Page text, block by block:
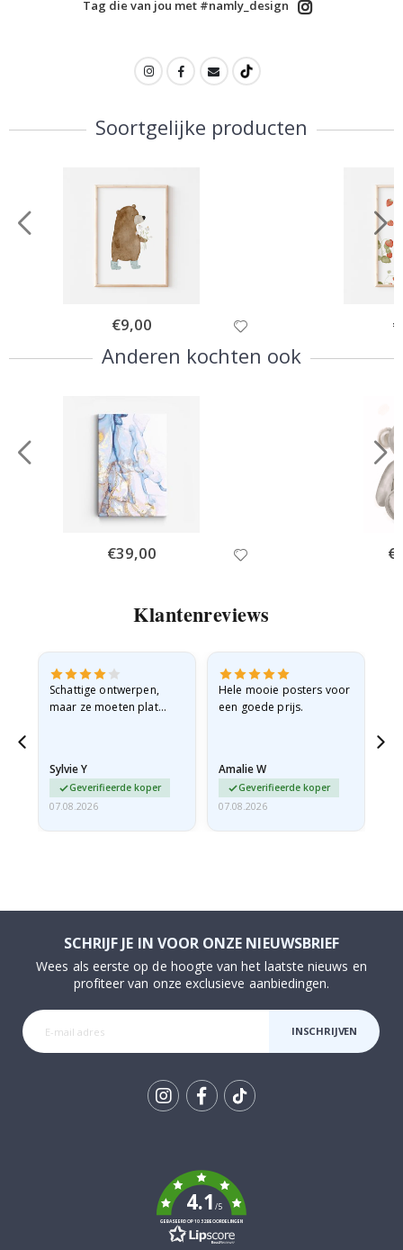
Tag die van jou met #namly_design
Soortgelijke producten
Special
Price
€9,00
Anderen kochten ook
Special
Price
€39,00
Klantenreviews
Schattige ontwerpen,
maar ze moeten plat
beetje…
Sylvie Y
Geverifieerde koper
07.08.2026
Hele mooie posters voor
een goede prijs.
Amalie W
Geverifieerde koper
07.08.2026
SCHRIJF JE IN VOOR ONZE NIEUWSBRIEF
Wees als eerste op de hoogte van het laatste nieuws en
profiteer van onze exclusieve aanbiedingen.
INSCHRIJVEN
4.1/5
GEBASEERD OP 1032 BEOORDELINGEN